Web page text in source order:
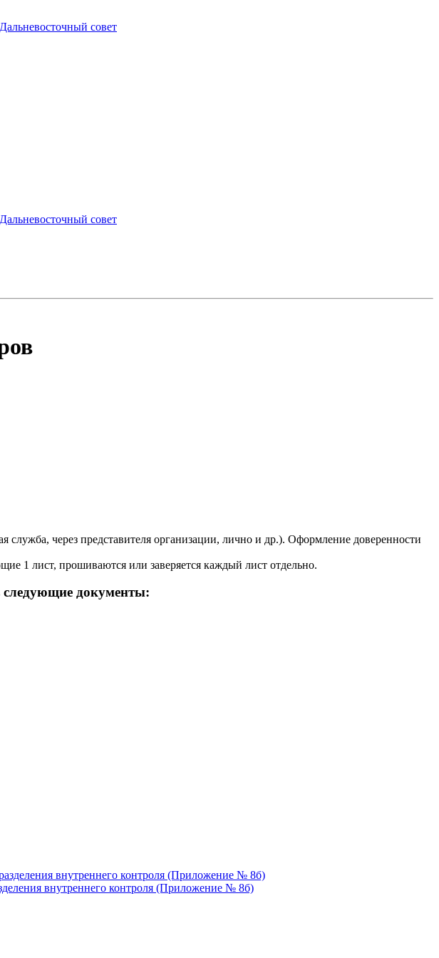
совет
совет
через представителя организации, лично и др.). Оформление доверенности
1 лист, прошиваются или заверяется каждый лист отдельно.
следующие документы:
внутреннего контроля (Приложение № 8б)